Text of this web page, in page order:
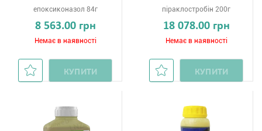
епоксиконазол 84г
8 563.00 грн
Немає в наявності
КУПИТИ
піраклостробін 200г
18 078.00 грн
Немає в наявності
КУПИТИ